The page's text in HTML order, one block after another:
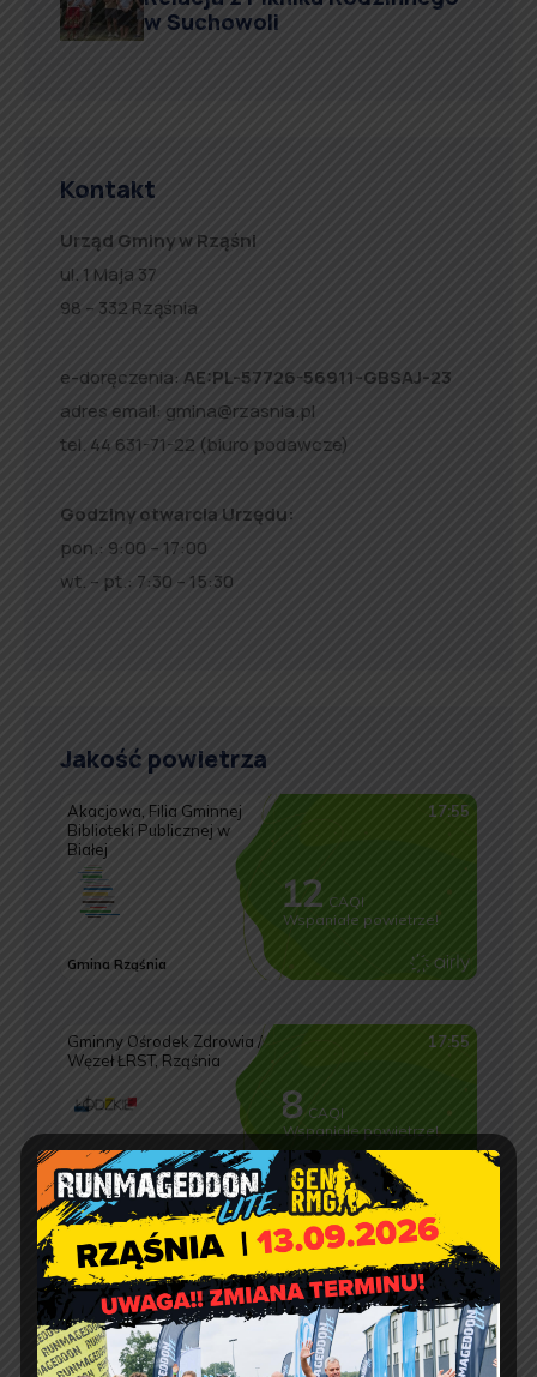
w Suchowoli
Kontakt
Urząd Gminy w Rząśni
ul. 1 Maja 37
98 – 332 Rząśnia
e-doręczenia: AE:PL-57726-56911-GBSAJ-23
adres email: gmina@rzasnia.pl
tel. 44 631-71-22 (biuro podawcze)
Godziny otwarcia Urzędu:
pon.: 9:00 – 17:00
wt. – pt.: 7:30 – 15:30
Jakość powietrza